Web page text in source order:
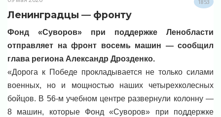
1853
Ленинградцы — фронту
Фонд «Суворов» при поддержке Ленобласти
отправляет на фронт восемь машин — сообщил
глава региона Александр Дрозденко.
«Дорога к Победе прокладывается не только силами
военных, но и мощностью наших четырехколесных
бойцов. В 56-м учебном центре развернули колонну —
8 машин, которые Фонд «Суворов» при поддержке